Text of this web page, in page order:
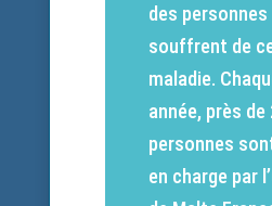
des personnes
souffrent de
maladie.
année, près de
personnes
en charge par